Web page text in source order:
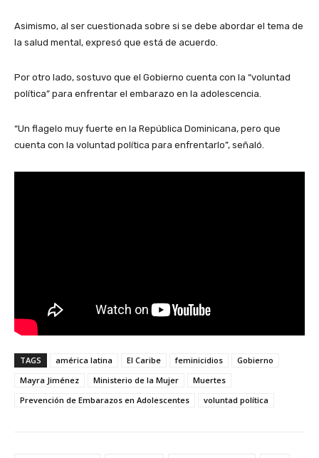
Asimismo, al ser cuestionada sobre si se debe abordar el tema de
la salud mental, expresó que está de acuerdo.
Por otro lado, sostuvo que el Gobierno cuenta con la “voluntad
política” para enfrentar el embarazo en la adolescencia.
“Un flagelo muy fuerte en la República Dominicana, pero que
cuenta con la voluntad política para enfrentarlo”, señaló.
TAGS américa latina El Caribe feminicidios
Gobierno
Mayra Jiménez
Ministerio de la Mujer
Muertes
Prevención de Embarazos en Adolescentes
voluntad política